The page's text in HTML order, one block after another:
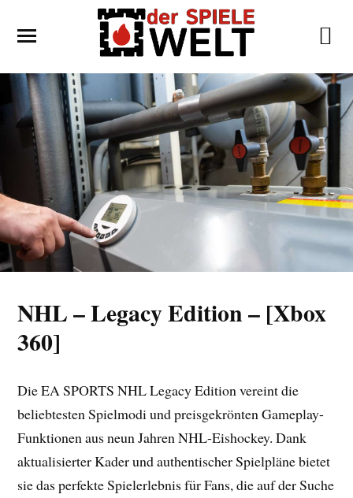
NHL – Legacy Edition – [Xbox
360]
Die EA SPORTS NHL Legacy Edition vereint die
beliebtesten Spielmodi und preisgekrönten Gameplay-
Funktionen aus neun Jahren NHL-Eishockey. Dank
aktualisierter Kader und authentischer Spielpläne bietet
sie das perfekte Spielerlebnis für Fans, die auf der Suche